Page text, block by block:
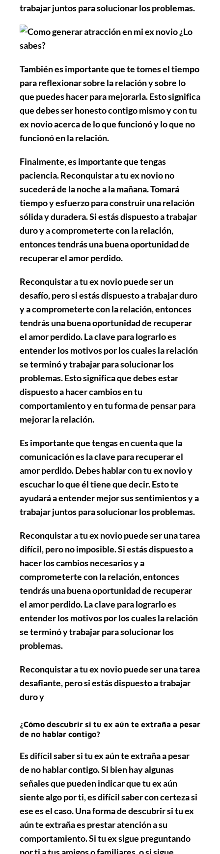
trabajar juntos para solucionar los problemas.
También es importante que te tomes el tiempo
para reflexionar sobre la relación y sobre lo
que puedes hacer para mejorarla. Esto significa
que debes ser honesto contigo mismo y con tu
ex novio acerca de lo que funcionó y lo que no
funcionó en la relación.
Finalmente, es importante que tengas
paciencia. Reconquistar a tu ex novio no
sucederá de la noche a la mañana. Tomará
tiempo y esfuerzo para construir una relación
sólida y duradera. Si estás dispuesto a trabajar
duro y a comprometerte con la relación,
entonces tendrás una buena oportunidad de
recuperar el amor perdido.
Reconquistar a tu ex novio puede ser un
desafío, pero si estás dispuesto a trabajar duro
y a comprometerte con la relación, entonces
tendrás una buena oportunidad de recuperar
el amor perdido. La clave para lograrlo es
entender los motivos por los cuales la relación
se terminó y trabajar para solucionar los
problemas. Esto significa que debes estar
dispuesto a hacer cambios en tu
comportamiento y en tu forma de pensar para
mejorar la relación.
Es importante que tengas en cuenta que la
comunicaciónes la clave para recuperar el
amor perdido. Debes hablar con tu ex novio y
escuchar lo que él tiene que decir. Esto te
ayudará a entender mejor sus sentimientos y a
trabajar juntos para solucionar los problemas.
Reconquistar a tu ex novio puede ser una tarea
difícil, pero no imposible. Si estás dispuesto a
hacer los cambios necesarios y a
comprometerte con la relación, entonces
tendrás una buena oportunidad de recuperar
el amor perdido. La clave para lograrlo es
entender los motivos por los cuales la relación
se terminó y trabajar para solucionar los
problemas.
Reconquistar a tu ex novio puede ser una tarea
desafiante, pero si estás dispuesto a trabajar
duro y
¿Cómo descubrir si tu ex aún te extraña a pesar
de no hablar contigo?
Es difícil saber si tu ex aún te extraña a pesar
de no hablar contigo. Si bien hay algunas
señales que pueden indicar que tu ex aún
siente algo por ti, es difícil saber con certeza si
ese es el caso. Una forma de descubrir si tu ex
aún te extraña es prestar atención a su
comportamiento. Si tu ex sigue preguntando